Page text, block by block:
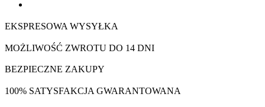
EKSPRESOWA WYSYŁKA
MOŻLIWOŚĆ ZWROTU DO 14 DNI
BEZPIECZNE ZAKUPY
100% SATYSFAKCJA GWARANTOWANA